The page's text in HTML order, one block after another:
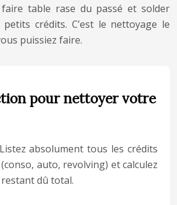
table rase du passé et solder
petits crédits. C’est le nettoyage le
puissiez faire.
pour nettoyer votre
absolument tous les crédits
auto, revolving) et calculez
dû total.